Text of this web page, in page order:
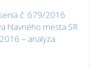
č. 679/2016
hlavného mesta SR
– analýza